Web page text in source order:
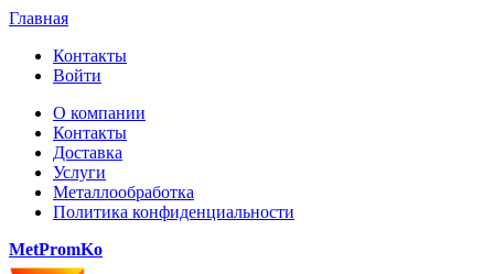
Главная
Контакты
Войти
О компании
Контакты
Доставка
Услуги
Металлообработка
Политика конфиденциальности
MetPromKo